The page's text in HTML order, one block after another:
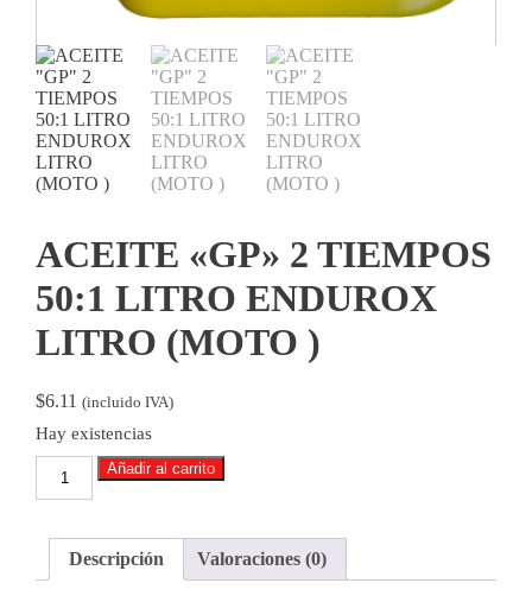
ACEITE «GP» 2 TIEMPOS
50:1 LITRO ENDUROX
LITRO (MOTO )
$6.11 (incluido IVA)
Hay existencias
ACEITE
"GP"
LITRO
Añadir al carrito
Descripción Valoraciones (0)